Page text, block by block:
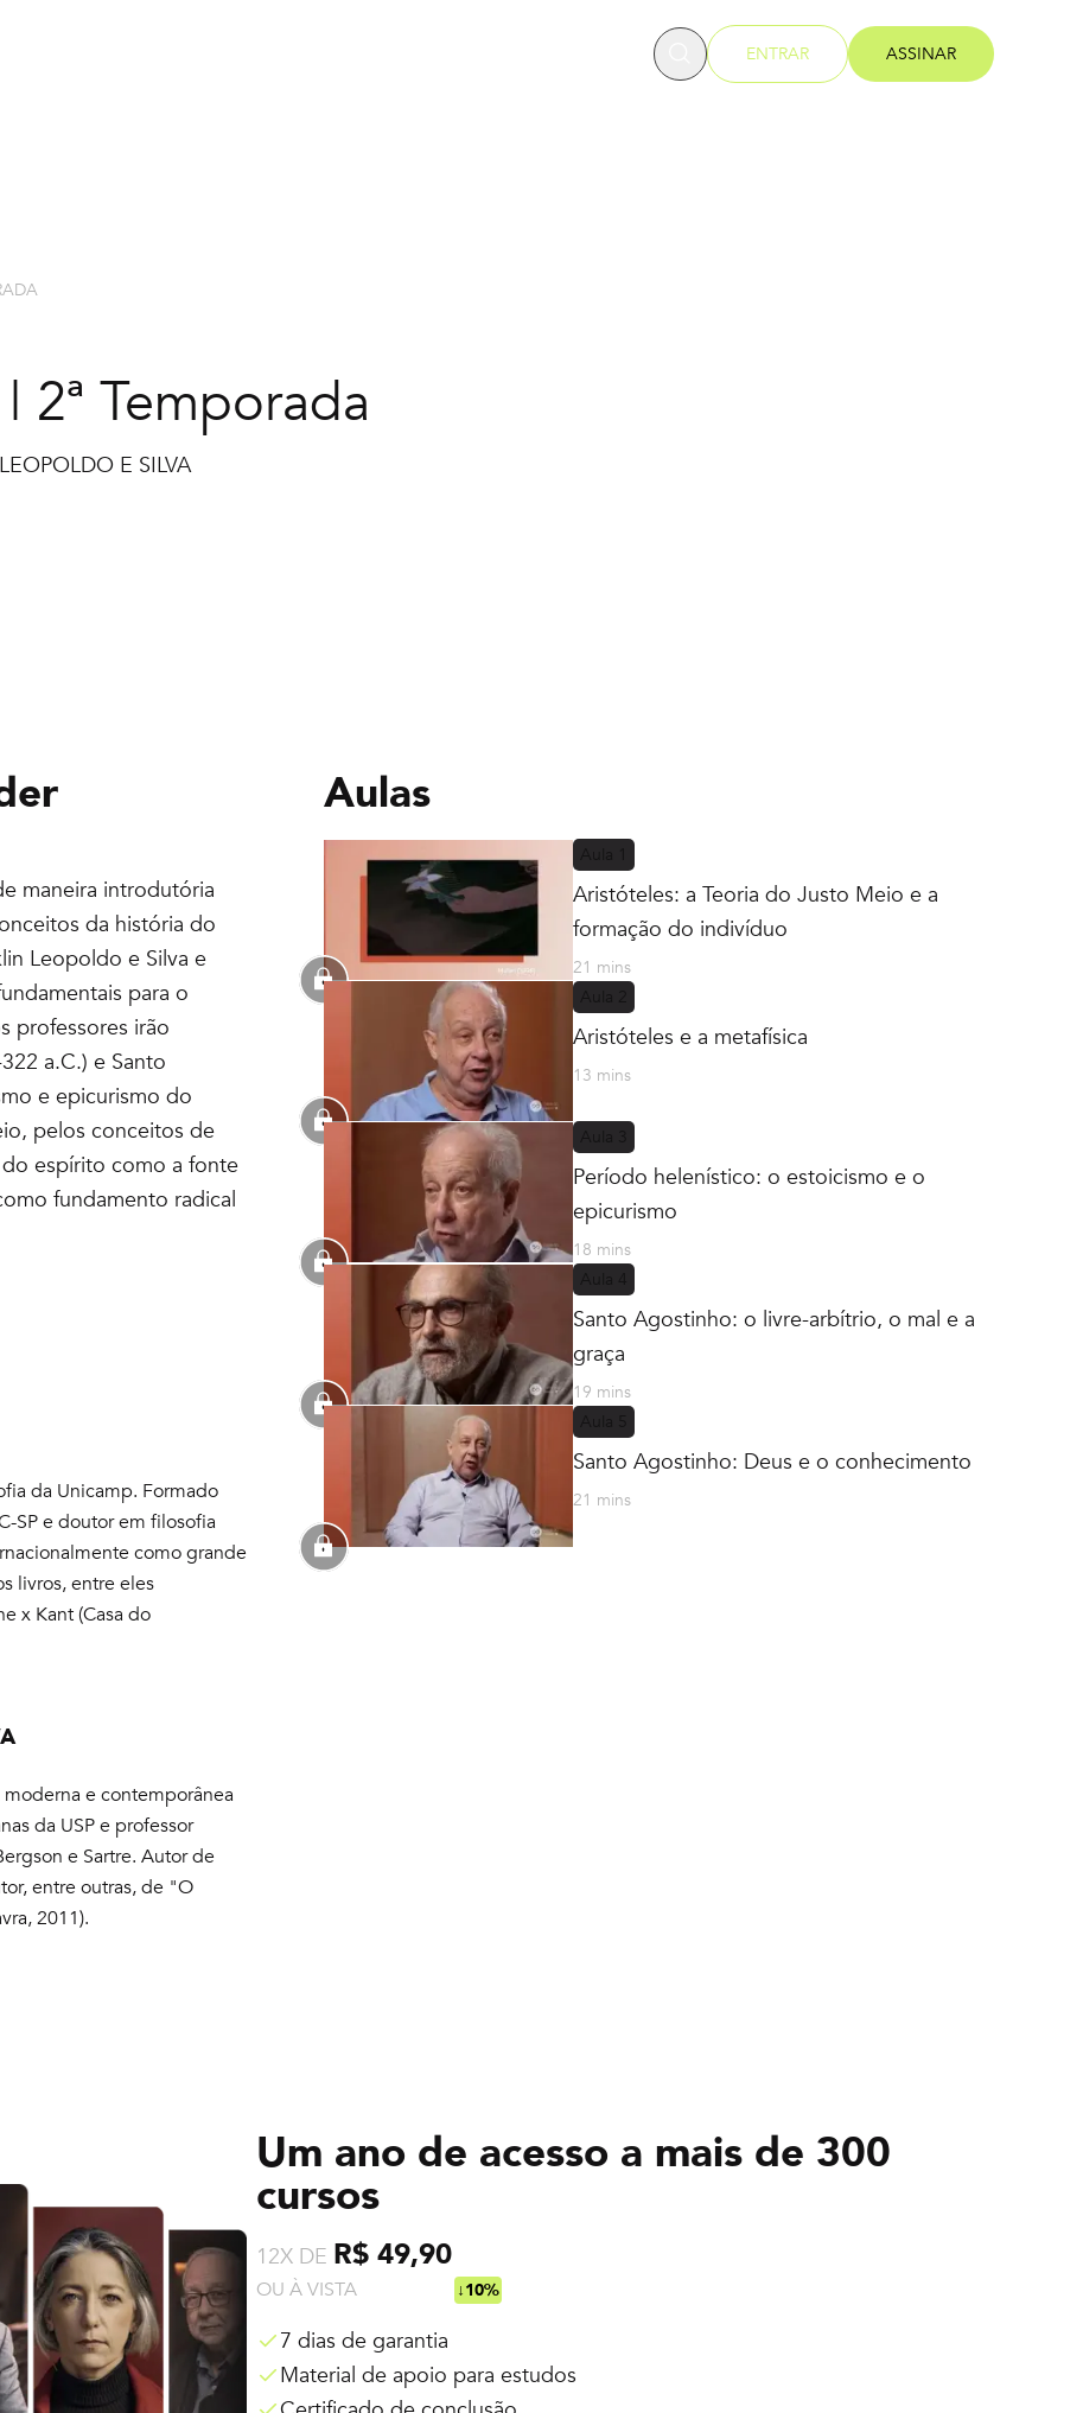
ENTRAR ASSINAR
2ª Temporada
E SILVA
maneira introdutória
da história do
Leopoldo e Silva e
para o
professores irão
a.C.) e Santo
e epicurismo do
pelos conceitos de
espírito como a fonte
fundamento radical
da Unicamp. Formado
SP e doutor em filosofia
como grande
livros, entre eles
x Kant (Casa do
e contemporânea
da USP e professor
e Sartre. Autor de
entre outras, de "O
2011).
Aulas
Aristóteles: a Teoria do Justo Meio e a
formação do indivíduo
21 mins
Aristóteles e a metafísica
13 mins
Período helenístico: o estoicismo e o
epicurismo
18 mins
Santo Agostinho: o livre-arbítrio, o mal e a
graça
19 mins
Santo Agostinho: Deus e o conhecimento
21 mins
Um ano de acesso a mais de 300
cursos
12X DE R$ 49,90
OU À VISTA ↓10%
7 dias de garantia
Material de apoio para estudos